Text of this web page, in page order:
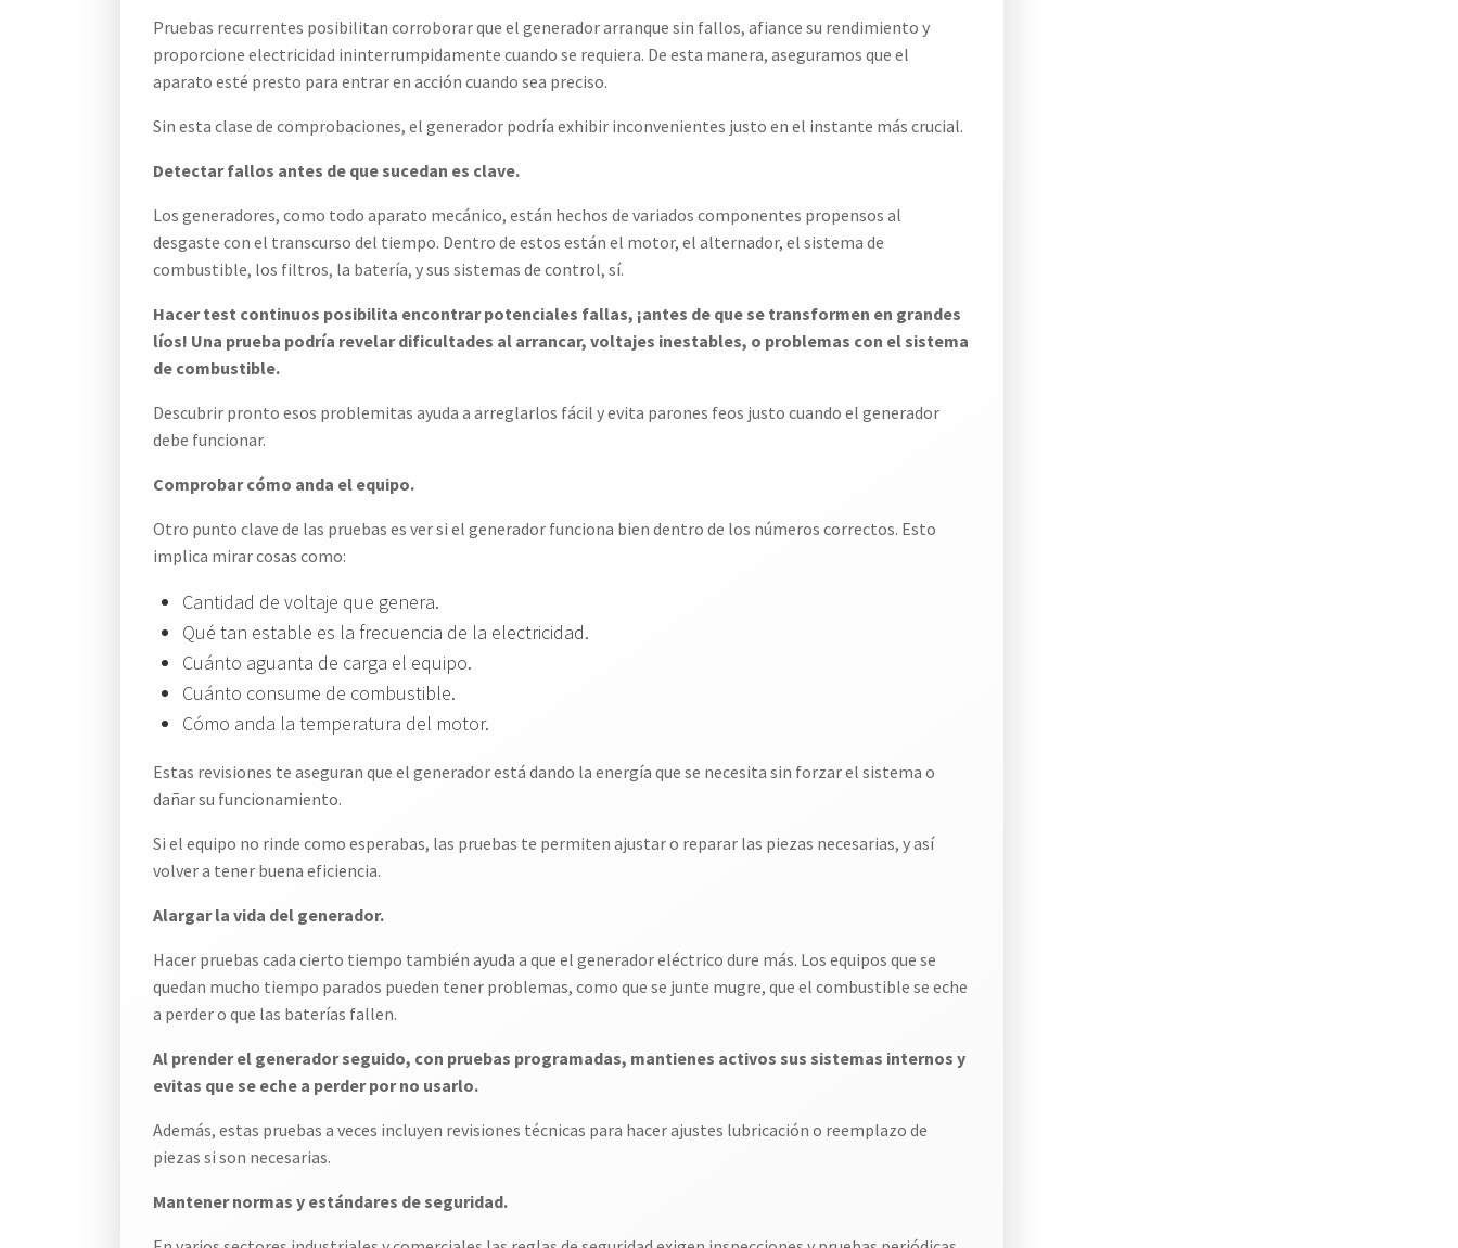
Pruebas recurrentes posibilitan corroborar que el generador arranque sin fallos, afiance su rendimiento y
proporcione electricidad ininterrumpidamente cuando se requiera. De esta manera, aseguramos que el
aparato esté presto para entrar en acción cuando sea preciso.
Sin esta clase de comprobaciones, el generador podría exhibir inconvenientes justo en el instante más crucial.
Detectar fallos antes de que sucedan es clave.
Los generadores, como todo aparato mecánico, están hechos de variados componentes propensos al
desgaste con el transcurso del tiempo. Dentro de estos están el motor, el alternador, el sistema de
combustible, los filtros, la batería, y sus sistemas de control, sí.
Hacer test continuos posibilita encontrar potenciales fallas, ¡antes de que se transformen en grandes
líos! Una prueba podría revelar dificultades al arrancar, voltajes inestables, o problemas con el sistema
de combustible.
Descubrir pronto esos problemitas ayuda a arreglarlos fácil y evita parones feos justo cuando el generador
debe funcionar.
Comprobar cómo anda el equipo.
Otro punto clave de las pruebas es ver si el generador funciona bien dentro de los números correctos. Esto
implica mirar cosas como:
Cantidad de voltaje que genera.
Qué tan estable es la frecuencia de la electricidad.
Cuánto aguanta de carga el equipo.
Cuánto consume de combustible.
Cómo anda la temperatura del motor.
Estas revisiones te aseguran que el generador está dando la energía que se necesita sin forzar el sistema o
dañar su funcionamiento.
Si el equipo no rinde como esperabas, las pruebas te permiten ajustar o reparar las piezas necesarias, y así
volver a tener buena eficiencia.
Alargar la vida del generador.
Hacer pruebas cada cierto tiempo también ayuda a que el generador eléctrico dure más. Los equipos que se
quedan mucho tiempo parados pueden tener problemas, como que se junte mugre, que el combustible se eche
a perder o que las baterías fallen.
Al prender el generador seguido, con pruebas programadas, mantienes activos sus sistemas internos y
evitas que se eche a perder por no usarlo.
Además, estas pruebas a veces incluyen revisiones técnicas para hacer ajustes lubricación o reemplazo de
piezas si son necesarias.
Mantener normas y estándares de seguridad.